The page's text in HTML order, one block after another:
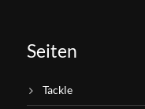
Seiten
Tackle